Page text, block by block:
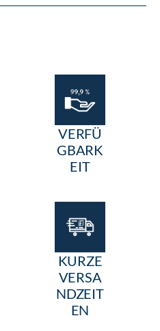
VERFÜ
GBARK
EIT
KURZE
VERSA
NDZEIT
EN